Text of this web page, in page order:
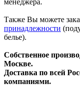
менеджера.
Также Вы можете
принадлежности
белье).
Собственное
Москве.
Доставка по всей
компаниями.